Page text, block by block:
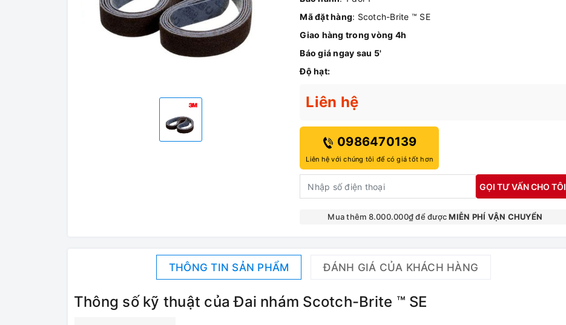
Mã đặt hàng: Scotch-Brite ™ SE
Giao hàng trong vòng 4h
Báo giá ngay sau 5'
Độ hạt:
Liên hệ
0986470139
Liên hệ với chúng tôi để có giá tốt hơn
GỌI TƯ VẤN CHO TÔI
Mua thêm 8.000.000₫ để đượcMIỄN PHÍ VẬN CHUYỂN
THÔNG TIN SẢN PHẨM ĐÁNH GIÁ CỦA KHÁCH HÀNG
Thông số kỹ thuật của Đai nhám Scotch-Brite ™ SE